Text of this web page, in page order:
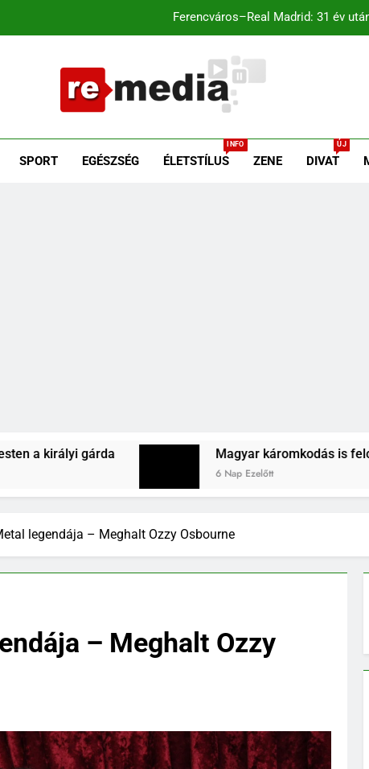
Ferencváros–Real Madrid: 31 év
Liverpool–Leeds Chicagóban: Szoboszlai és Kerkez a
káromkodás is felcsendült a Liverpool chicagói edzésén? A
SPORT EGÉSZSÉG ÉLETSTÍLUS
INFO
ZENE DIVAT
ÚJ
Magyar káromkodás is felcsendült a
legendája – Meghalt Ozzy Osbourne
– Meghalt Ozzy